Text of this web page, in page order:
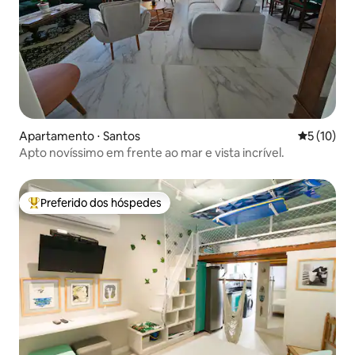
Apartamento ⋅ Santos 5 de uma
5 (10)
Apto novíssimo em frente ao mar e vista incrível.
Entre os melhores preferidos dos hóspedes
Preferido dos hóspedes